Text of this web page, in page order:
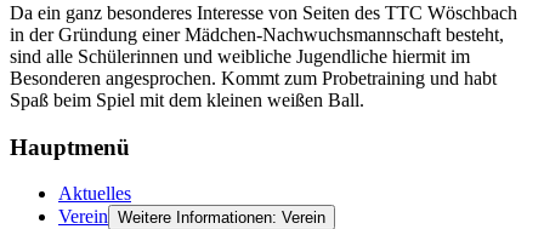
Da ein ganz besonderes Interesse von Seiten des TTC Wöschbach
in der Gründung einer Mädchen-Nachwuchsmannschaft besteht,
sind alle Schülerinnen und weibliche Jugendliche hiermit im
Besonderen angesprochen. Kommt zum Probetraining und habt
Spaß beim Spiel mit dem kleinen weißen Ball.
Hauptmenü
Aktuelles
Verein Weitere Informationen: Verein